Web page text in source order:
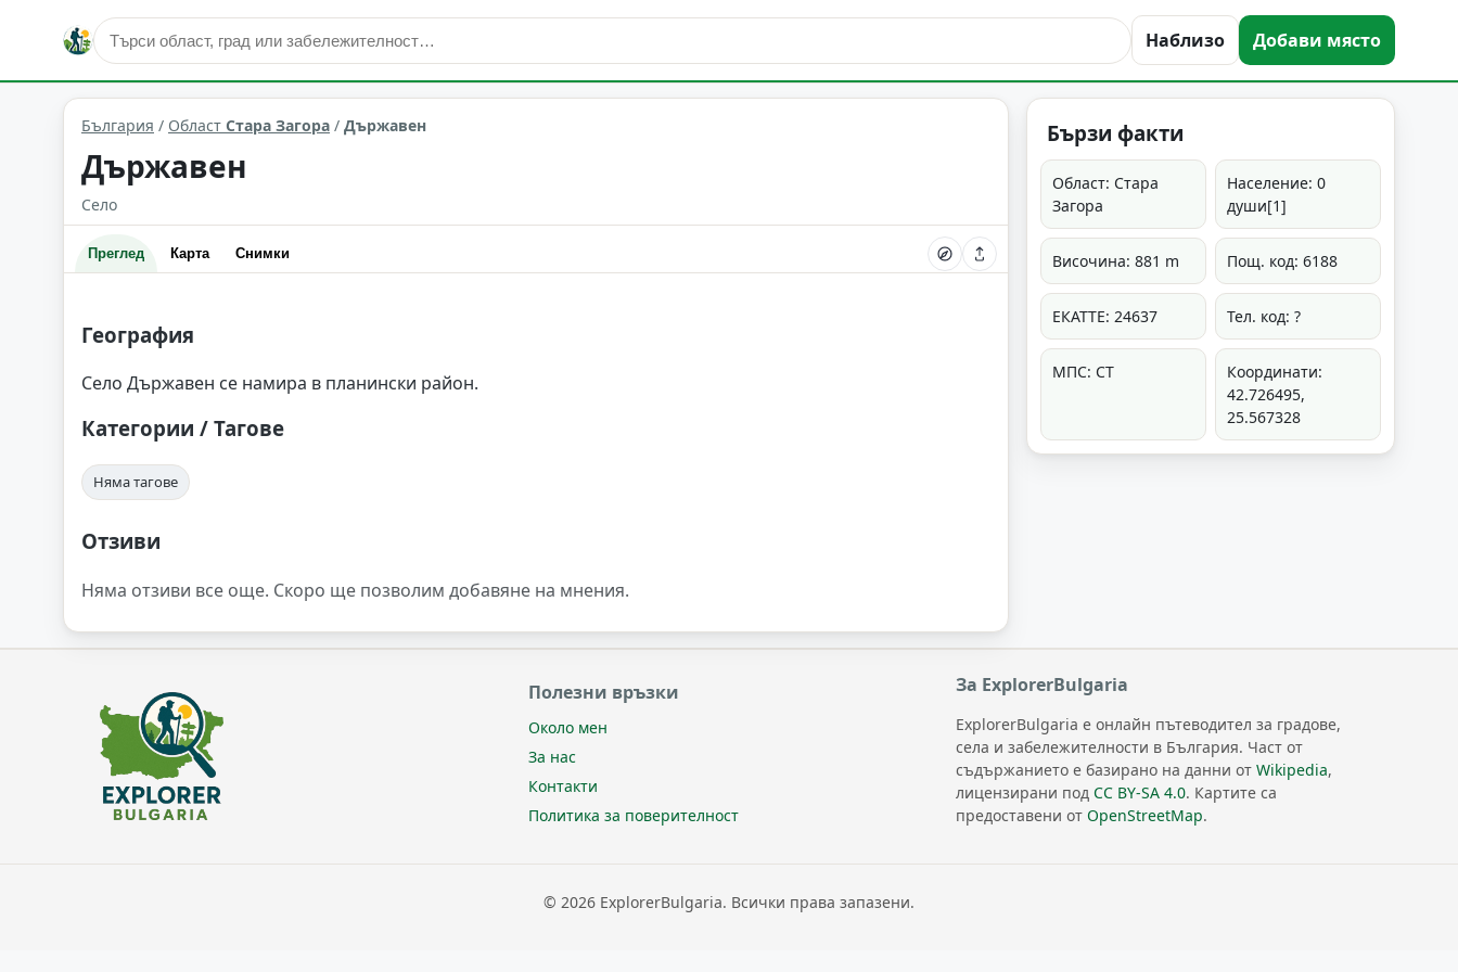
Наблизо Добави място
Държавен Област: Стара Загора
България / Област Стара Загора / Държавен
Държавен
Село
Преглед Карта Снимки
География
Село Държавен се намира в планински район.
Категории / Тагове
Няма тагове
Отзиви
Няма отзиви все още. Скоро ще позволим добавяне на мнения.
Бързи факти
Област: Стара
Загора
Население: 0
души[1]
Височина: 881 m Пощ. код: 6188
ЕКАТТЕ: 24637 Тел. код: ?
МПС: СТ
Координати:
42.726495,
25.567328
Полезни връзки
Около мен
За нас
Контакти
Политика за поверителност
За ExplorerBulgaria
ExplorerBulgaria е онлайн пътеводител за градове,
села и забележителности в България. Част от
съдържанието е базирано на данни отWikipedia,
лицензирани подCC BY-SA 4.0. Картите са
предоставени отOpenStreetMap.
© 2026 ExplorerBulgaria. Всички права запазени.